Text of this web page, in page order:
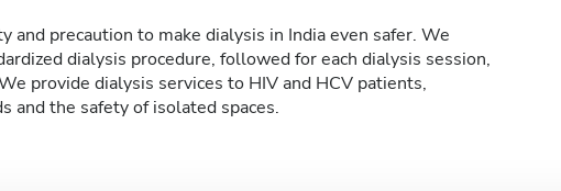
and precaution to make dialysis in India even safer. We
dialysis procedure, followed for each dialysis session,
provide dialysis services to HIV and HCV patients,
and the safety of isolated spaces.